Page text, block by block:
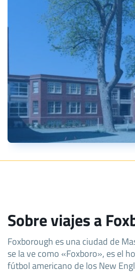
Sobre viajes a
Foxborough es una ciudad de
se la ve como «Foxboro», es el
fútbol americano de los New